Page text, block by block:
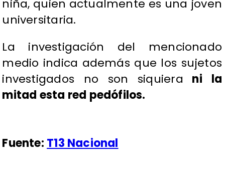
niña, quien actualmente es una joven
universitaria.
La investigación del mencionado
medio indica además que los sujetos
investigados no son siquiera ni la
mitad esta red pedófilos.
Fuente: T13 Nacional